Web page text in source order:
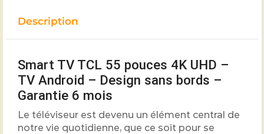
Description
Smart TV TCL 55 pouces 4K UHD –
TV Android – Design sans bords –
Garantie 6 mois
Le téléviseur est devenu un élément central de
notre vie quotidienne, que ce soit pour se